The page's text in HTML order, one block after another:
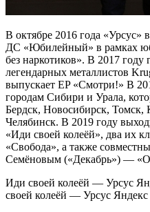
В октябре 2016 года «Урсус»
ДС «Юбилейный» в рамках
без наркотиков». В 2017 году
легендарных металлистов
выпускает EP «Смотри!» В
городам Сибири и Урала,
Бердск, Новосибирск, Томск,
Челябинск. В 2019 году
«Иди своей колеёй», два их
«Свобода», а также
Семёновым («Декабрь») —
Иди своей колеёй — Урсус
своей колеёй — Урсус